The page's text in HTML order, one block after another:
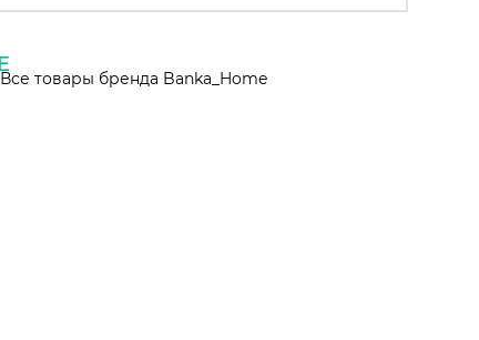
Все товары бренда Banka_Home